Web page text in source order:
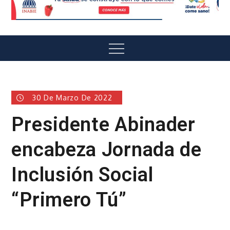
Menu
30 De Marzo De 2022
Presidente Abinader
encabeza Jornada de
Inclusión Social
“Primero Tú”